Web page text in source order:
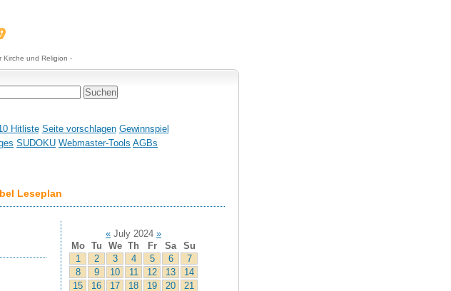
Kirche und Religion -
Hitliste Seite vorschlagen Gewinnspiel
SUDOKU Webmaster-Tools AGBs
Leseplan
« July 2024 »
Mo
Tu We Th Fr Sa
Su
1
2 3 4 5 6
7
8
9 10 11 12 13
14
15
16 17 18 19 20
21